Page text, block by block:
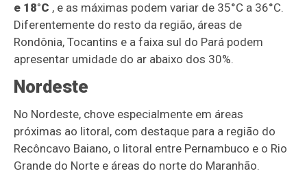
e 18°C , e as máximas podem variar de 35°C a 36°C.
Diferentemente do resto da região, áreas de
Rondônia, Tocantins e a faixa sul do Pará podem
apresentar umidade do ar abaixo dos 30%.
Nordeste
No Nordeste, chove especialmente em áreas
próximas ao litoral, com destaque para a região do
Recôncavo Baiano, o litoral entre Pernambuco e o Rio
Grande do Norte e áreas do norte do Maranhão.